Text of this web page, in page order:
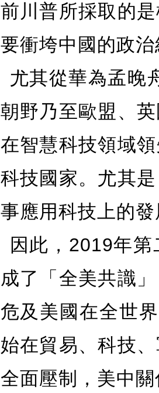
前川普所採取的
要衝垮中國的政
尤其從華為孟晚
朝野乃至歐盟、
在智慧科技領域
科技國家。尤其
事應用科技上的
因此， 2019年第
成了「全美共識
危及美國在全世
始在貿易、科技
全面壓制，美中